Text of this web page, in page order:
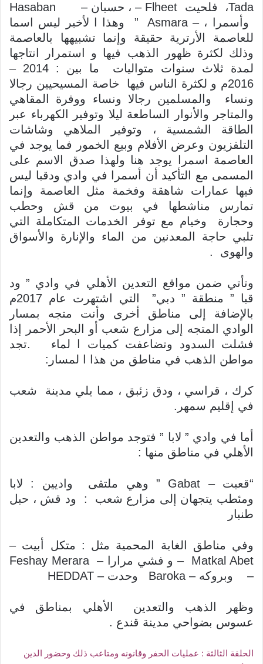
Tada، فلحيت Flheet – ، حسبان – Hasaban
وأسمرا ، – Asmara ” وهذا ا لأخير ليس اسما
للعاصمة الأرترية حقيقة وإنما تشبيهها بالعاصمة
وذلك لكثرة ظهور الذهب فيها و استمرار انتاجها
لمدة ثلاث سنوات متواليات ما بين : 2014 –
2016م و لكثرة الناس فيها خاصة المسيحيين رجالا
ونساء والمسلمين رجالا ونساء ووفرة المقاهي
والمتاجر والأنوار الساطعة ليلا وتوفير الكهرباء عبر
الطاقة الشمسية ، وتوفير الملاهي وشاشات
التلفزيون وعرض الأفلام وبيع الخمور فما يوجد في
العاصمة اسمرا يوجد هنا ولهذا صدق الاسم على
المسمى مع التأكيد أن أسمرا في وادي ودقبا ليس
فيها عمارات شاهقة وفخمة مثل العاصمة وإنما
تمارس مناشطها في بيوت من قش وحطب
وحجارة وخيام مع توفر الخدمات المتكاملة التي
تلبي حاجة المعدنين من الماء والإنارة والأسواق
والهوى .
وتأتي ضمن مواقع التعدين الأهلي في وادي ” ود
قبا ” منطقة ” دبي” التي اشتهرت عام 2017م
بالإضافة إلى مناطق أخرى وأنت متجه بمسار
الوادي المتجه إلى مزارع شعب أو البحر الأحمر إذا
فشلت السدود وتضاعفت كميات ا لماء .تجد
مواطن الذهب في مناطق من هذا ا لمسار:
كرك ، قراسي ، ودق زئبق ، مما يلي مدينة شعب
في إقليم سمهر.
أما في وادي ” لابا ” فتوجد مواطن الذهب والتعدين
الأهلي في مناطق منها :
“قعبت – Gabat ” وهي ملتقى واديين : لابا
ومئطب يتجهان إلى مزارع شعب : ود قش ، حبل
طنبار
وفي مناطق الغابة المحمية مثل : متكل أبيت –
Matkal Abet – و فشي مرارا – Feshay Merara
– وبروكه – Baroka وحدت – HEDDAT
وظهر الذهب والتعدين الأهلي بمناطق في
عسوس بضواحي مدينة قندع .
الحلقة الثالثة : عمليات الحفر وقانونه ومتاعب ذلك وحضور الدين